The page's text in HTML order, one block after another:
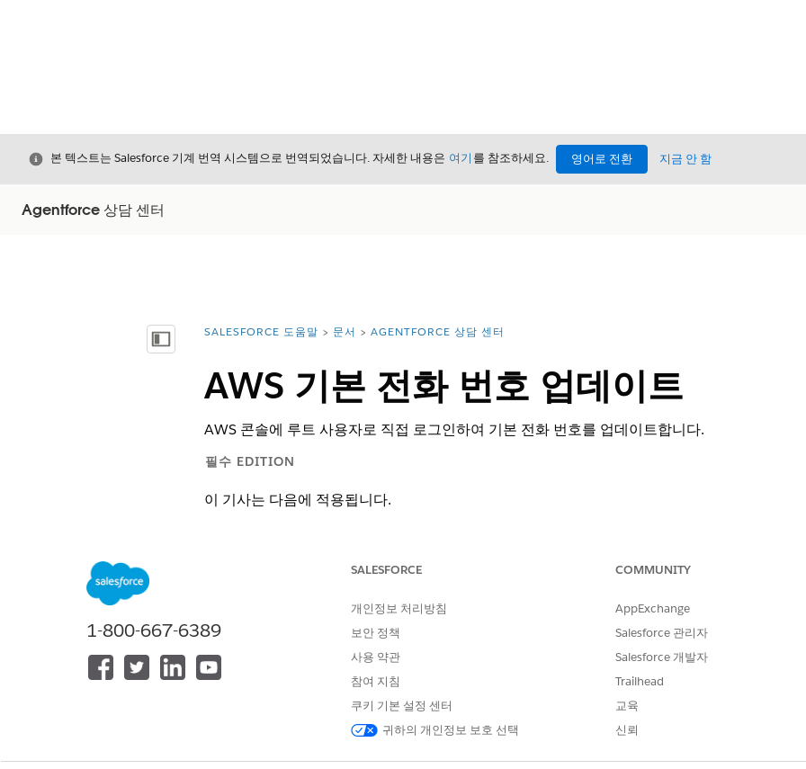
닫기본 텍스트는 Salesforce 기계 번역 시스템으로 번역되었습니다. 자세한 내용은 여기 를 참조하세요. 영어로 전환 지금 안 함
Agentforce 상담 센터
목차 표시 위치:
SALESFORCE 도움말 문서 AGENTFORCE 상담 센터
AWS 기본 전화 번호 업데이트
AWS 콘솔에 루트 사용자로 직접 로그인하여 기본 전화 번호를 업데이트합니다.
필수 EDITION
이 기사는 다음에 적용됩니다.
을 확인하세요.
AWS 콘솔에서 루트 사용자로 로그인합니다.
콘솔 오른쪽 상단에 있는 인터페이스에서 계정 이름 또는 번호를 선택한 다음,
계정 을 클릭합니다.
섹션으로 스크롤을 내리고 을 선택하여 기본 전화번호를 업데이트합니다.
전화번호 업데이트에 실패할 경우 Salesforce 고객 지원에 지원 티켓을 기록합니다.
AWS 계정에 액세스할 수 없고 로그인할 수 없는 경우 Connect API를 사용하여
액세스할 수
대로 기본 전화번호를 업데이트합니다.
액세스할 수 없는 계정 전화 번호 업데이트
1-800-667-6389
SALESFORCE
개인정보 처리방침
보안 정책
사용 약관
참여 지침
쿠키 기본 설정 센터
귀하의 개인정보 보호 선택
COMMUNITY
AppExchange
Salesforce 관리자
Salesforce 개발자
Trailhead
교육
신뢰